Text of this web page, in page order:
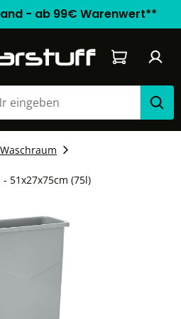
- ab 99€ Warenwert**
Warenkorb
Waschraum
51x27x75cm (75l)